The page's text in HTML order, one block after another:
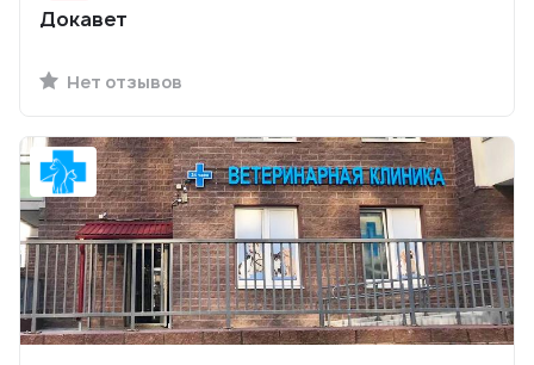
Докавет
Нет отзывов